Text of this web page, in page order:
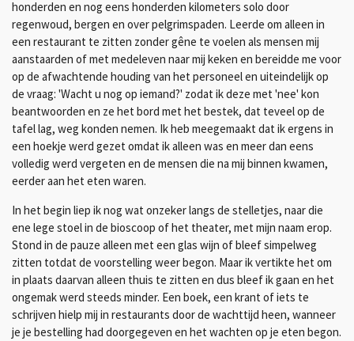
honderden en nog eens honderden kilometers solo door
regenwoud, bergen en over pelgrimspaden. Leerde om alleen in
een restaurant te zitten zonder gêne te voelen als mensen mij
aanstaarden of met medeleven naar mij keken en bereidde me voor
op de afwachtende houding van het personeel en uiteindelijk op
de vraag: 'Wacht u nog op iemand?' zodat ik deze met 'nee' kon
beantwoorden en ze het bord met het bestek, dat teveel op de
tafel lag, weg konden nemen. Ik heb meegemaakt dat ik ergens in
een hoekje werd gezet omdat ik alleen was en meer dan eens
volledig werd vergeten en de mensen die na mij binnen kwamen,
eerder aan het eten waren.
In het begin liep ik nog wat onzeker langs de stelletjes, naar die
ene lege stoel in de bioscoop of het theater, met mijn naam erop.
Stond in de pauze alleen met een glas wijn of bleef simpelweg
zitten totdat de voorstelling weer begon. Maar ik vertikte het om
in plaats daarvan alleen thuis te zitten en dus bleef ik gaan en het
ongemak werd steeds minder. Een boek, een krant of iets te
schrijven hielp mij in restaurants door de wachttijd heen, wanneer
je je bestelling had doorgegeven en het wachten op je eten begon.